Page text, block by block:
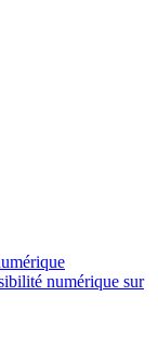
numérique sur